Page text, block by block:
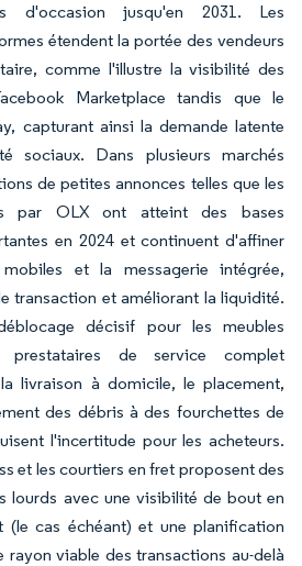
d'occasion jusqu'en 2031. Les
étendent la portée des vendeurs
comme l'illustre la visibilité des
Marketplace tandis que le
capturant ainsi la demande latente
sociaux. Dans plusieurs marchés
de petites annonces telles que les
par OLX ont atteint des bases
en 2024 et continuent d'affiner
et la messagerie intégrée,
transaction et améliorant la liquidité.
décisif pour les meubles
prestataires de service complet
livraison à domicile, le placement,
des débris à des fourchettes de
l'incertitude pour les acheteurs.
et les courtiers en fret proposent des
lourds avec une visibilité de bout en
(le cas échéant) et une planification
rayon viable des transactions au-delà